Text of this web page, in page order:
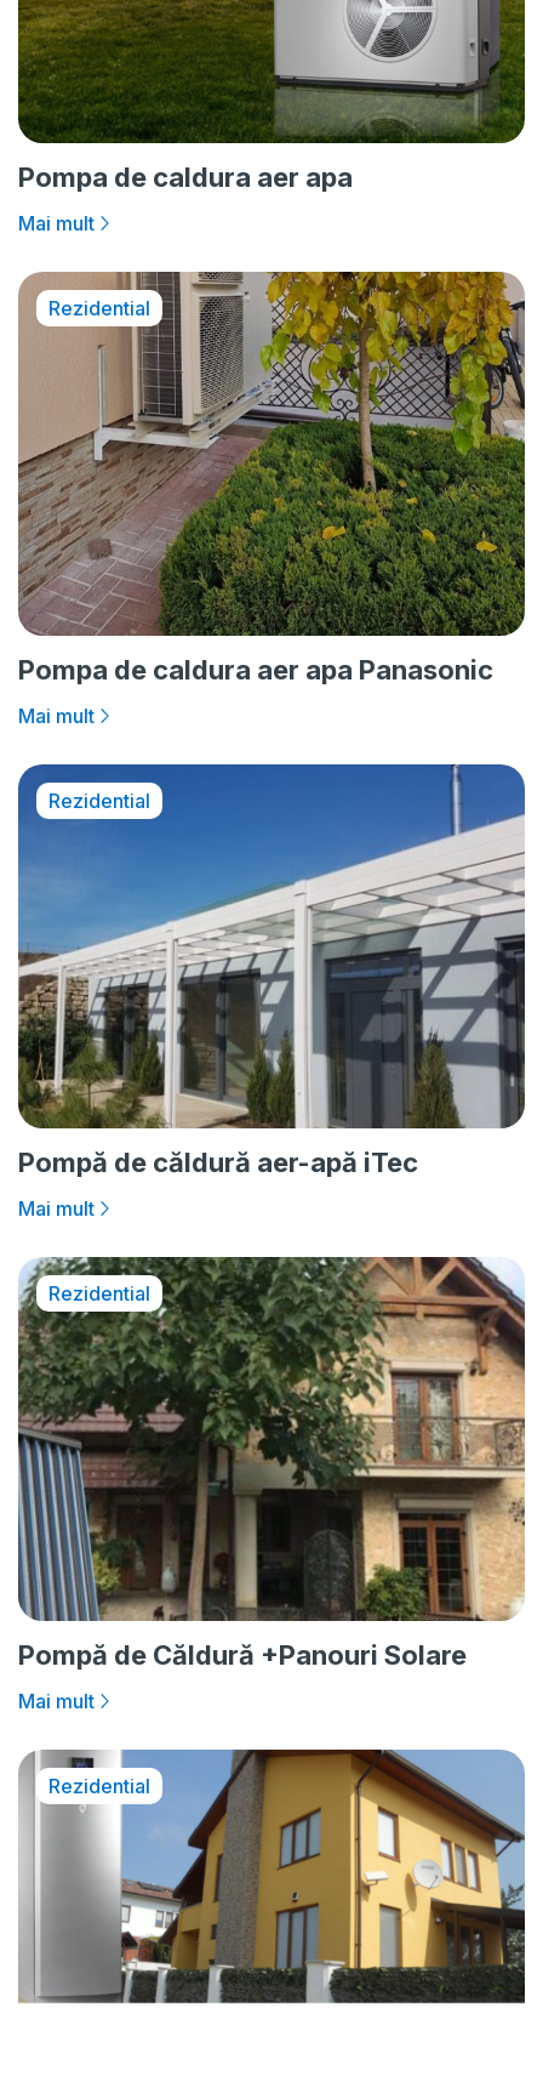
Pompa de caldura aer apa
Mai mult
Rezidential
Pompa de caldura aer apa Panasonic
Mai mult
Rezidential
Pompă de căldură aer-apă iTec
Mai mult
Rezidential
Pompă de Căldură +Panouri Solare
Mai mult
Rezidential